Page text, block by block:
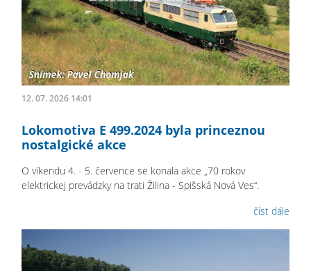
12. 07. 2026 14:01
Lokomotiva E 499.2024 byla princeznou
nostalgické akce
O víkendu 4. - 5. července se konala akce „70 rokov
elektrickej prevádzky na trati Žilina - Spišská Nová Ves“.
číst dále